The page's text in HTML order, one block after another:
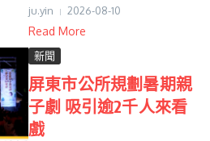
ju.yin 2026-08-10
Read More
新聞
屏東市公所規劃暑期親
子劇 吸引逾2千人來看
戲